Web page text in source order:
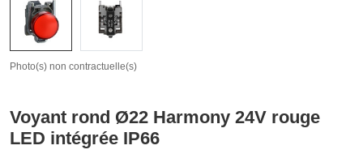
Photo(s) non contractuelle(s)
Voyant rond Ø22 Harmony 24V rouge
LED intégrée IP66